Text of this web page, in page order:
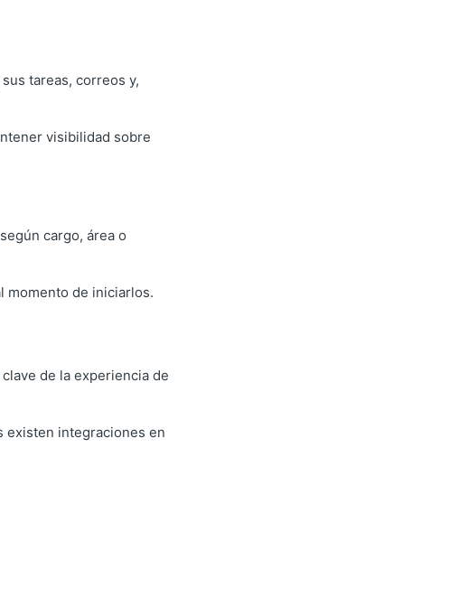
tareas, correos y,
visibilidad sobre
cargo, área o
momento de iniciarlos.
de la experiencia de
existen integraciones en